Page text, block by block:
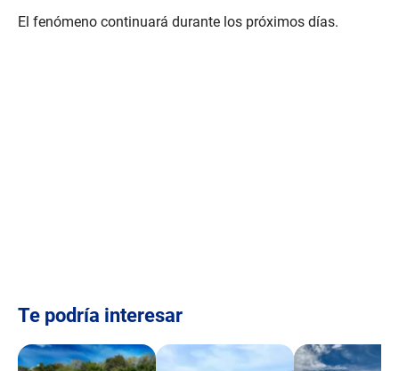
El fenómeno continuará durante los próximos días.
Te podría interesar